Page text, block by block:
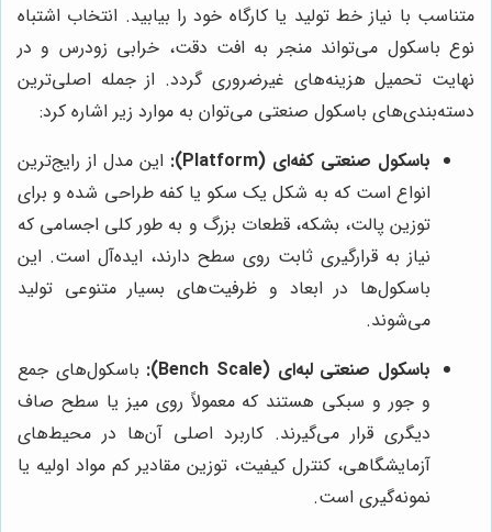
متناسب با نیاز خط تولید یا کارگاه خود را بیابید. انتخاب اشتباه
نوع باسکول می‌تواند منجر به افت دقت، خرابی زودرس و در
نهایت تحمیل هزینه‌های غیرضروری گردد. از جمله اصلی‌ترین
دسته‌بندی‌های باسکول صنعتی می‌توان به موارد زیر اشاره کرد:
باسکول صنعتی کفه‌ای (Platform):
این مدل از رایج‌ترین
انواع است که به شکل یک سکو یا کفه طراحی شده و برای
توزین پالت، بشکه، قطعات بزرگ و به طور کلی اجسامی که
نیاز به قرارگیری ثابت روی سطح دارند، ایده‌آل است. این
باسکول‌ها در ابعاد و ظرفیت‌های بسیار متنوعی تولید
می‌شوند.
باسکول صنعتی لبه‌ای (Bench Scale):
باسکول‌های جمع
و جور و سبکی هستند که معمولاً روی میز یا سطح صاف
دیگری قرار می‌گیرند. کاربرد اصلی آن‌ها در محیط‌های
آزمایشگاهی، کنترل کیفیت، توزین مقادیر کم مواد اولیه یا
نمونه‌گیری است.